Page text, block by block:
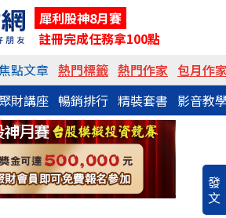
犀利股神8月賽
註冊完成任務拿100點
點文章 熱門標籤 熱門作家 包月作
聚財講座 暢銷排行 精裝套書 影音教
發
文